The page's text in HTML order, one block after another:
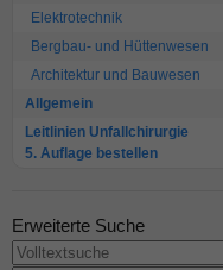
Elektrotechnik
Bergbau- und Hüttenwesen
Architektur und Bauwesen
Allgemein
Leitlinien Unfallchirurgie
5. Auflage bestellen
Erweiterte Suche